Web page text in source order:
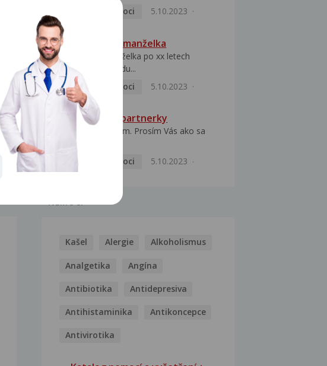
Pohlavní nemoci
5.10.2023
HPV pozitivní manželka
Dobrý den, manželka po xx letech
přivezla z Východu...
Pohlavní nemoci
5.10.2023
HPV typ 52 u partnerky
Dobrý deň prajem. Prosím Vás ako sa
Pohlavní nemoci
5.10.2023
NEMOCI
Kašel Alergie Alkoholismus
Analgetika Angína
Antibiotika Antidepresiva
Antihistaminika Antikoncepce
Antivirotika